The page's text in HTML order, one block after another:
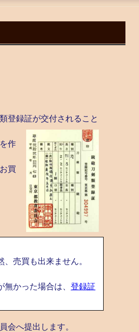
登録証が交付されること
作
買
売買も出来ません。
かった場合は、 登録証
会へ提出します。